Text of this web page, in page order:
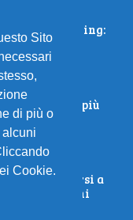
nel trail running:
diventare più
per Prepararsi a
dai Campioni
Sito
di più o
alcuni
Cookie.